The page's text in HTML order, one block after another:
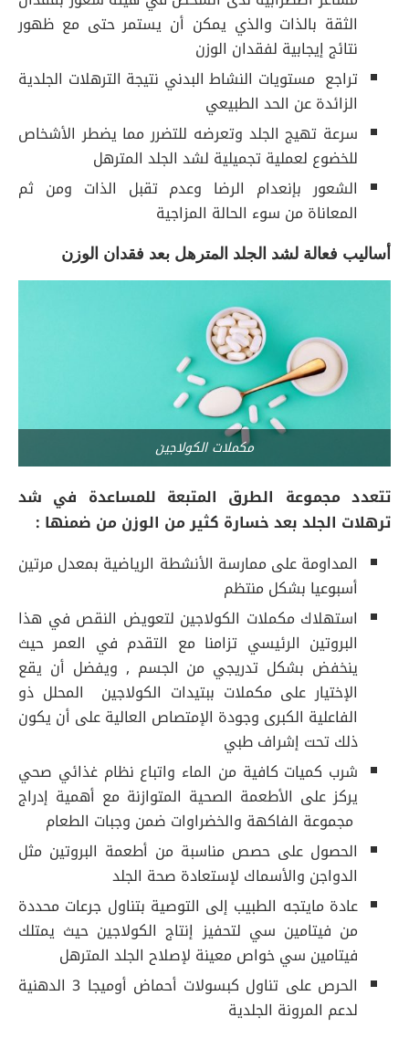
الثقة بالذات والذي يمكن أن يستمر حتى مع ظهور
نتائج إيجابية لفقدان الوزن
تراجع مستويات النشاط البدني نتيجة الترهلات الجلدية
الزائدة عن الحد الطبيعي
سرعة تهيج الجلد وتعرضه للتضرر مما يضطر الأشخاص
للخضوع لعملية تجميلية لشد الجلد المترهل
الشعور بإنعدام الرضا وعدم تقبل الذات ومن ثم
المعاناة من سوء الحالة المزاجية
أساليب فعالة لشد الجلد المترهل بعد فقدان الوزن
مكملات الكولاجين
تتعدد مجموعة الطرق المتبعة للمساعدة في شد
ترهلات الجلد بعد خسارة كثير من الوزن من ضمنها :
المداومة على ممارسة الأنشطة الرياضية بمعدل مرتين
أسبوعيا بشكل منتظم
استهلاك مكملات الكولاجين لتعويض النقص في هذا
البروتين الرئيسي تزامنا مع التقدم في العمر حيث
ينخفض بشكل تدريجي من الجسم , ويفضل أن يقع
الإختيار على مكملات ببتيدات الكولاجين المحلل ذو
الفاعلية الكبرى وجودة الإمتصاص العالية على أن يكون
ذلك تحت إشراف طبي
شرب كميات كافية من الماء واتباع نظام غذائي صحي
يركز على الأطعمة الصحية المتوازنة مع أهمية إدراج
مجموعة الفاكهة والخضراوات ضمن وجبات الطعام
الحصول على حصص مناسبة من أطعمة البروتين مثل
الدواجن والأسماك لإستعادة صحة الجلد
عادة مايتجه الطبيب إلى التوصية بتناول جرعات محددة
من فيتامين سي لتحفيز إنتاج الكولاجين حيث يمتلك
فيتامين سي خواص معينة لإصلاح الجلد المترهل
الحرص على تناول كبسولات أحماض أوميجا 3 الدهنية
لدعم المرونة الجلدية